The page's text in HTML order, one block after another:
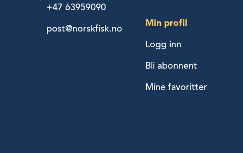
+47 63959090
post@norskfisk.no
Min profil
Logg inn
Bli abonnent
Mine favoritter